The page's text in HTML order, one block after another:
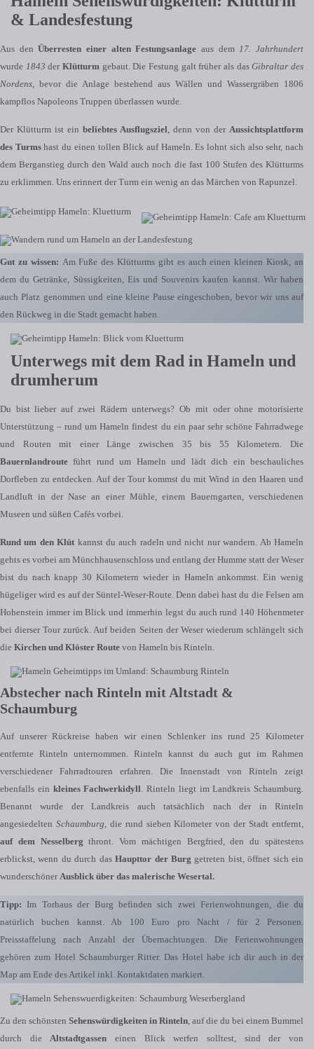
& Landesfestung
Aus denÜberresten einer alten Festungsanlage aus dem 17. Jahrhundert
wurde 1843derKlütturm gebaut. Die Festung galt früher als dasGibraltar des
Nordens , bevor die Anlage bestehend aus Wällen und Wassergräben 1806
kampflos Napoleons Truppen überlassen wurde.
Der Klütturm ist ein beliebtes Ausflugsziel , denn von der Aussichtsplattform
des Turmshast du einen tollen Blick auf Hameln. Es lohnt sich also sehr, nach
dem Berganstieg durch den Wald auch noch die fast 100 Stufen des Klütturms
zu erklimmen. Uns erinnert der Turm ein wenig an das Märchen von Rapunzel.
Gut zu wissen: Am Fuße des Klütturms gibt es auch einen kleinen Kiosk, an
dem du Getränke, Süssigkeiten, Eis und Souvenirs kaufen kannst. Wir haben
auch Platz genommen und eine kleine Pause eingeschoben, bevor wir uns auf
den Rückweg in die Stadt gemacht haben.
Unterwegs mit dem Rad in Hameln und
drumherum
Du bist lieber auf zwei Rädern unterwegs? Ob mit oder ohne motorisierte
Unterstützung – rund um Hameln findest du ein paar sehr schöne Fahrradwege
und Routen mit einer Länge zwischen 35 bis 55 Kilometern. Die
Bauernlandroute führt rund um Hameln und lädt dich ein beschauliches
Dorfleben zu entdecken. Auf der Tour kommst du mit Wind in den Haaren und
Landluft in der Nase an einer Mühle, einem Bauerngarten, verschiedenen
Museen und süßen Cafés vorbei.
Rund um den Klüt kannst du auch radeln und nicht nur wandern. Ab Hameln
gehts es vorbei am Münchhausenschloss und entlang der Humme statt der Weser
bist du nach knapp 30 Kilometern wieder in Hameln ankommst. Ein wenig
hügeliger wird es auf der Süntel-Weser-Route. Denn dabei hast du die Felsen am
Hohenstein immer im Blick und immerhin legst du auch rund 140 Höhenmeter
bei dierser Tour zurück. Auf beiden Seiten der Weser wiederum schlängelt sich
die Kirchen und Klöster Route von Hameln bis Rinteln.
Abstecher nach Rinteln mit Altstadt &
Schaumburg
Auf unserer Rückreise haben wir einen Schlenker ins rund 25 Kilometer
entfernte Rinteln unternommen. Rinteln kannst du auch gut im Rahmen
verschiedener Fahrradtouren erfahren. Die Innenstadt von Rinteln zeigt
ebenfalls ein kleines Fachwerkidyll . Rinteln liegt im Landkreis Schaumburg.
Benannt wurde der Landkreis auch tatsächlich nach der in Rinteln
angesiedelten Schaumburg , die rund sieben Kilometer von der Stadt entfernt,
auf dem Nesselbergthront. Vom mächtigen Bergfried, den du spätestens
erblickst, wenn du durch dasHaupttor der Burg getreten bist, öffnet sich ein
wunderschöner Ausblick über das malerische Wesertal.
Tipp: Im Torhaus der Burg befinden sich zwei Ferienwohnungen, die du
natürlich buchen kannst. Ab 100 Euro pro Nacht / für 2 Personen.
Preisstaffelung nach Anzahl der Übernachtungen. Die Ferienwohnungen
gehören zum Hotel Schaumburger Ritter. Das Hotel habe ich dir auch in der
Map am Ende des Artikel inkl. Kontaktdaten markiert.
Zu den schönsten Sehenswürdigkeiten in Rinteln , auf die du bei einem Bummel
durch die Altstadtgassen einen Blick werfen solltest, sind der von